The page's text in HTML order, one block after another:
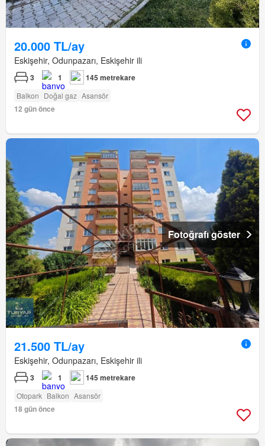
20.000 TL/ay
Eskişehir, Odunpazarı, Eskişehir ili
3 1 145 metrekare
Balkon Doğal gaz Asansör
12 gün önce
Fotoğrafı göster
21.500 TL/ay
Eskişehir, Odunpazarı, Eskişehir ili
3 1 145 metrekare
Otopark Balkon Asansör
18 gün önce